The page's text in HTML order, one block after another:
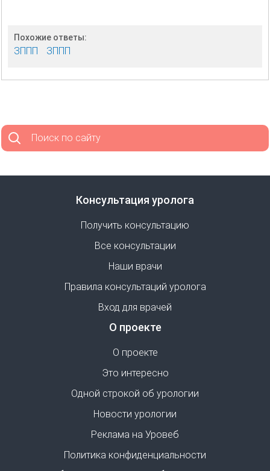
Похожие ответы:
ЗППП ЗППП
Поиск по сайту
Консультация уролога
Получить консультацию
Все консультации
Наши врачи
Правила консультаций уролога
Вход для врачей
О проекте
О проекте
Это интересно
Одной строкой об урологии
Новости урологии
Реклама на Уровеб
Политика конфиденциальности